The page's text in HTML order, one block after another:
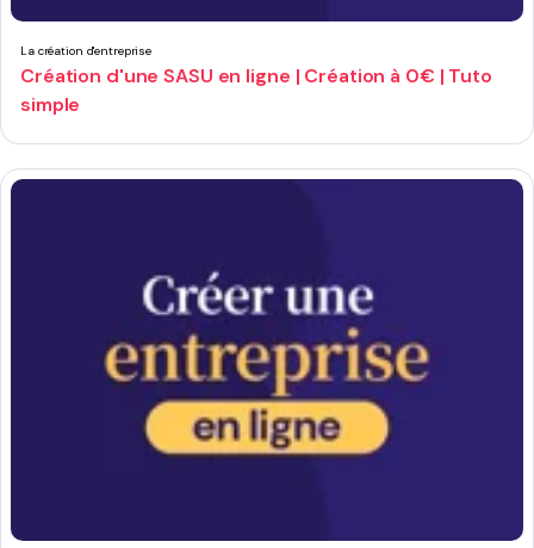
La création d'entreprise
Création d'une SASU en ligne | Création à 0€ | Tuto
simple